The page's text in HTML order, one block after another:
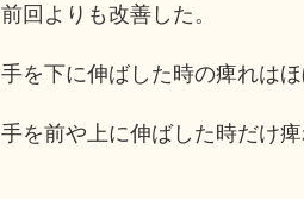
前回よりも改善した。
手を下に伸ばした時の痺れはほ
手を前や上に伸ばした時だけ痺